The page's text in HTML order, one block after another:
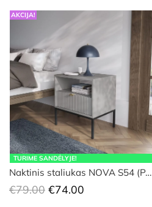
AKCIJA!
TURIME SANDĖLYJE!
Naktinis staliukas NOVA S54 (P…
€79.00 Original
€74.00